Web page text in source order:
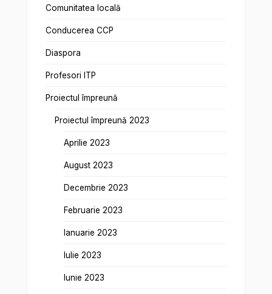
Comunitatea locală
Conducerea CCP
Diaspora
Profesori ITP
Proiectul împreună
Proiectul împreună 2023
Aprilie 2023
August 2023
Decembrie 2023
Februarie 2023
Ianuarie 2023
Iulie 2023
Iunie 2023